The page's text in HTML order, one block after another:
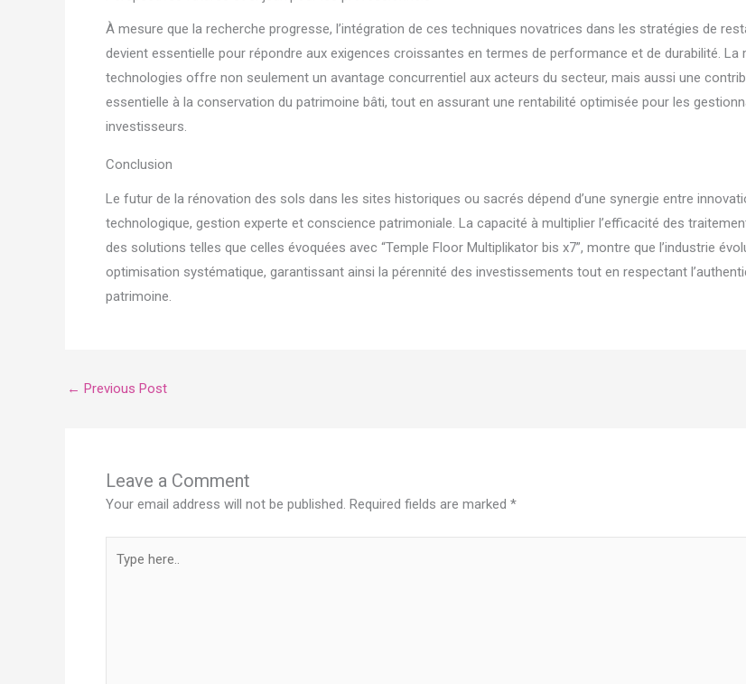
À mesure que la recherche progresse, l’intégration de ces techniques novatrices dans les stratégies de
devient essentielle pour répondre aux exigences croissantes en termes de performance et de durabilité. La
technologies offre non seulement un avantage concurrentiel aux acteurs du secteur, mais aussi une
essentielle à la conservation du patrimoine bâti, tout en assurant une rentabilité optimisée pour les
investisseurs.
Conclusion
Le futur de la rénovation des sols dans les sites historiques ou sacrés dépend d’une synergie entre
technologique, gestion experte et conscience patrimoniale. La capacité à multiplier l’efficacité des
des solutions telles que celles évoquées avec “Temple Floor Multiplikator bis x7”, montre que l’industrie
optimisation systématique, garantissant ainsi la pérennité des investissements tout en respectant
patrimoine.
← Previous Post
Leave a Comment
Your email address will not be published. Required fields are marked *
here..